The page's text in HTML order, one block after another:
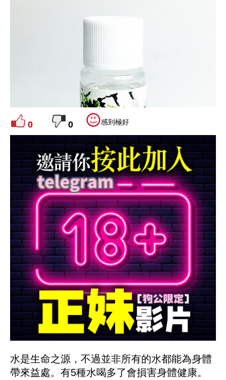
0 0 感到極好
水是生命之源，不過並非所有的水都能為身體
帶來益處。有5種水喝多了會損害身體健康。